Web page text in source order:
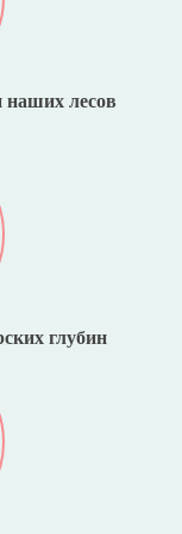
лесов
глубин